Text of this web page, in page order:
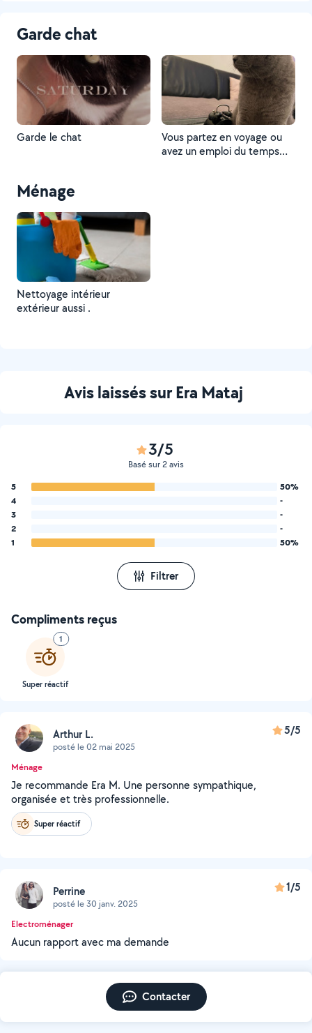
Garde chat
Garde le chat
Vous partez en voyage ou
avez un emploi du temps
Ménage
Nettoyage intérieur
extérieur aussi .
Avis laissés sur Era Mataj
3/5
Basé sur 2 avis
5
50%
4
-
3
-
2
-
1
50%
Filtrer
Compliments reçus
1
Super réactif
Arthur L.
posté le 02 mai 2025
5/5
Ménage
Je recommande Era M. Une personne sympathique,
organisée et très professionnelle.
Super réactif
Perrine
posté le 30 janv. 2025
1/5
Electroménager
Aucun rapport avec ma demande
Contacter